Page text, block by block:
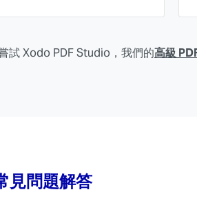
試 Xodo PDF Studio，我們的高級
見問題解答